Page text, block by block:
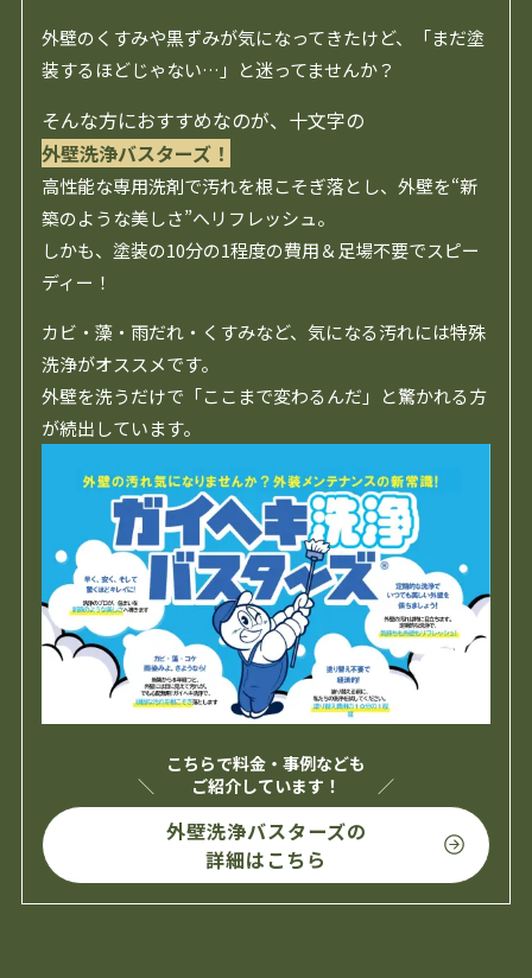
外壁のくすみや黒ずみが気になってきたけど、「まだ塗
装するほどじゃない…」と迷ってませんか？
そんな方におすすめなのが、十文字の
外壁洗浄バスターズ！
高性能な専用洗剤で汚れを根こそぎ落とし、外壁を“新
築のような美しさ”へリフレッシュ。
しかも、塗装の10分の1程度の費用＆足場不要でスピー
ディー！
カビ・藻・雨だれ・くすみなど、気になる汚れには特殊
洗浄がオススメです。
外壁を洗うだけで「ここまで変わるんだ」と驚かれる方
が続出しています。
こちらで料金・事例なども
ご紹介しています！
外壁洗浄バスターズの
詳細はこちら